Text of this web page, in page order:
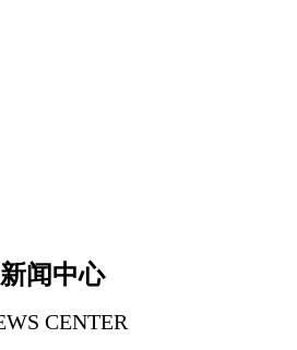
新闻中心
CENTER